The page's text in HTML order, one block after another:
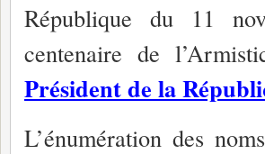
République du 11
centenaire de
Président de la
L’énumération des